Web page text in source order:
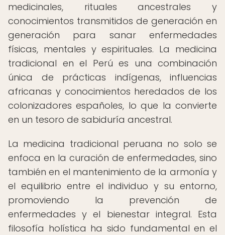
medicinales, rituales ancestrales y
conocimientos transmitidos de generación en
generación para sanar enfermedades
físicas, mentales y espirituales. La medicina
tradicional en el Perú es una combinación
única de prácticas indígenas, influencias
africanas y conocimientos heredados de los
colonizadores españoles, lo que la convierte
en un tesoro de sabiduría ancestral.
La medicina tradicional peruana no solo se
enfoca en la curación de enfermedades, sino
también en el mantenimiento de la armonía y
el equilibrio entre el individuo y su entorno,
promoviendo la prevención de
enfermedades y el bienestar integral. Esta
filosofía holística ha sido fundamental en el